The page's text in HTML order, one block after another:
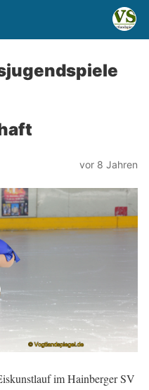
vor 8 Jahren
im Hainberger SV